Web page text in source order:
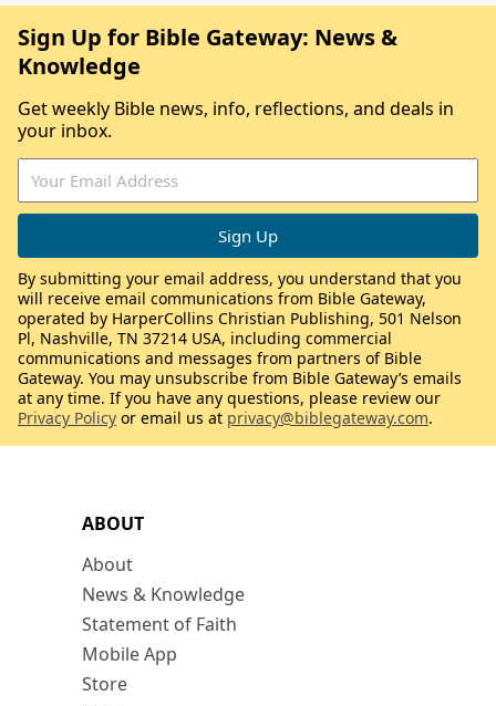
ABOUT
About
News & Knowledge
Statement of Faith
Mobile App
Store
Sign Up for Bible Gateway: News &
Knowledge
Get weekly Bible news, info, reflections, and deals in
your inbox.
By submitting your email address, you understand that you
will receive email communications from Bible Gateway,
operated by HarperCollins Christian Publishing, 501 Nelson
Pl, Nashville, TN 37214 USA, including commercial
communications and messages from partners of Bible
Gateway. You may unsubscribe from Bible Gateway’s emails
at any time. If you have any questions, please review our
Privacy Policy or email us at privacy@biblegateway.com.